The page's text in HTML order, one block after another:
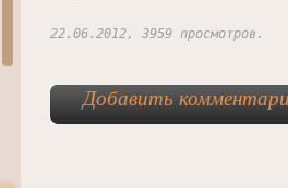
22.06.2012, 3959 просмотров.
Добавить